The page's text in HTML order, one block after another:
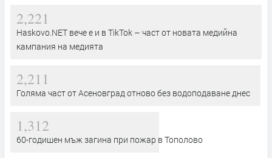
2,221
Haskovo.NET вече е и в TikTok – част от новата медийна
кампания на медията
2,211
Голяма част от Асеновград отново без водоподаване днес
1,312
60-годишен мъж загина при пожар в Тополово